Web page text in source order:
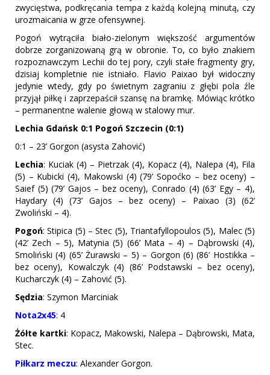
zwycięstwa, podkręcania tempa z każdą kolejną minutą, czy
urozmaicania w grze ofensywnej.
Pogoń wytrąciła biało-zielonym większość argumentów
dobrze zorganizowaną grą w obronie. To, co było znakiem
rozpoznawczym Lechii do tej pory, czyli stałe fragmenty gry,
dzisiaj kompletnie nie istniało. Flavio Paixao był widoczny
jedynie wtedy, gdy po świetnym zagraniu z głębi pola źle
przyjął piłkę i zaprzepaścił szansę na bramkę. Mówiąc krótko
– permanentne walenie głową w stalowy mur.
Lechia Gdańsk 0:1 Pogoń Szczecin (0:1)
0:1 – 23’ Gorgon (asysta Zahović)
Lechia: Kuciak (4) – Pietrzak (4), Kopacz (4), Nalepa (4), Fila
(5) – Kubicki (4), Makowski (4) (79’ Sopoćko – bez oceny) –
Saief (5) (79’ Gajos – bez oceny), Conrado (4) (63’ Egy – 4),
Haydary (4) (73’ Gajos – bez oceny) – Paixao (3) (62’
Zwoliński – 4).
Pogoń: Stipica (5) – Stec (5), Triantafyllopoulos (5), Malec (5)
(42’ Zech – 5), Matynia (5) (66’ Mata – 4) – Dąbrowski (4),
Smoliński (4) (65’ Żurawski – 5) – Gorgon (6) (86’ Hostikka –
bez oceny), Kowalczyk (4) (86’ Podstawski – bez oceny),
Kucharczyk (4) – Zahović (5).
Sędzia: Szymon Marciniak
Nota2x45: 4
Żółte kartki: Kopacz, Makowski, Nalepa – Dąbrowski, Mata,
Stec.
Piłkarz meczu: Alexander Gorgon.